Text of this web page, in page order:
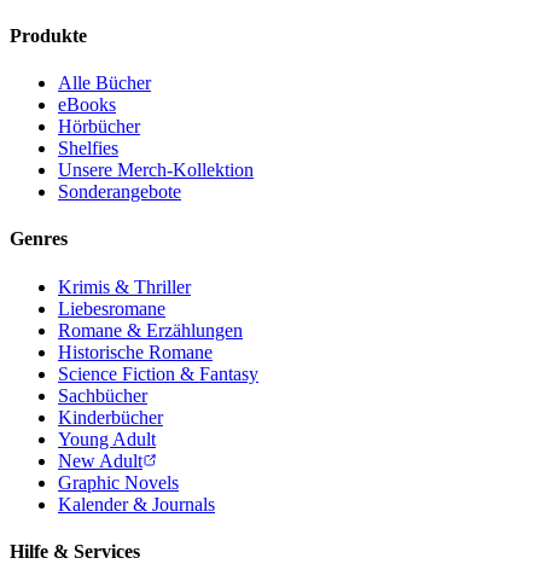
Produkte
Alle Bücher
eBooks
Hörbücher
Shelfies
Unsere Merch-Kollektion
Sonderangebote
Genres
Krimis & Thriller
Liebesromane
Romane & Erzählungen
Historische Romane
Science Fiction & Fantasy
Sachbücher
Kinderbücher
Young Adult
New Adult
Graphic Novels
Kalender & Journals
Hilfe & Services